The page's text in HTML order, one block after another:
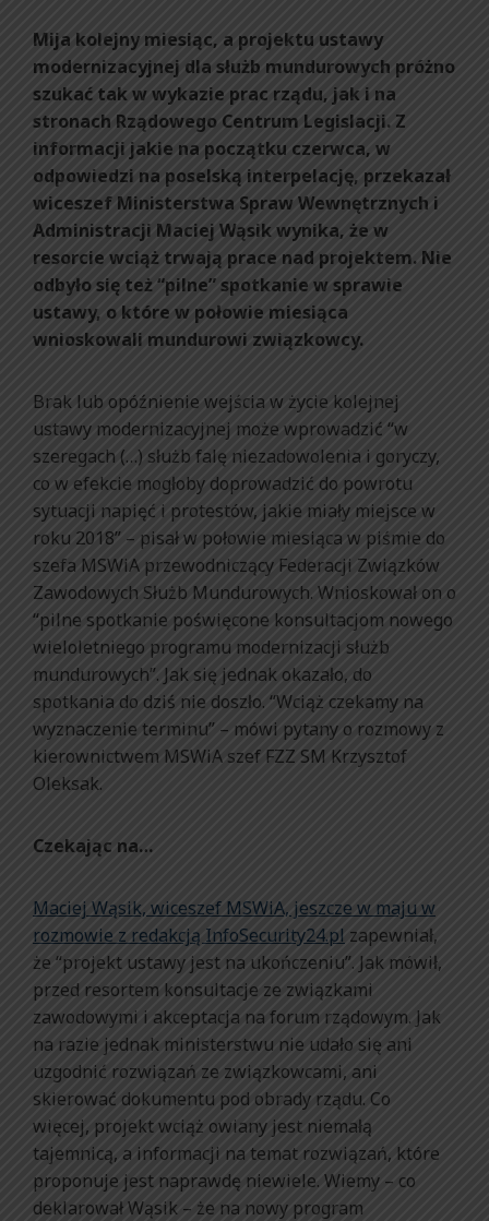
Mija kolejny miesiąc, a projektu ustawy
modernizacyjnej dla służb mundurowych próżno
szukać tak w wykazie prac rządu, jak i na
stronach Rządowego Centrum Legislacji. Z
informacji jakie na początku czerwca, w
odpowiedzi na poselską interpelację, przekazał
wiceszef Ministerstwa Spraw Wewnętrznych i
Administracji Maciej Wąsik wynika, że w
resorcie wciąż trwają prace nad projektem. Nie
odbyło się też “pilne” spotkanie w sprawie
ustawy, o które w połowie miesiąca
wnioskowali mundurowi związkowcy.
Brak lub opóźnienie wejścia w życie kolejnej
ustawy modernizacyjnej może wprowadzić “w
szeregach (…) służb falę niezadowolenia i goryczy,
co w efekcie mogłoby doprowadzić do powrotu
sytuacji napięć i protestów, jakie miały miejsce w
roku 2018” – pisał w połowie miesiąca w piśmie do
szefa MSWiA przewodniczący Federacji Związków
Zawodowych Służb Mundurowych. Wnioskował on o
“pilne spotkanie poświęcone konsultacjom nowego
wieloletniego programu modernizacji służb
mundurowych”. Jak się jednak okazało, do
spotkania do dziś nie doszło. “Wciąż czekamy na
wyznaczenie terminu” – mówi pytany o rozmowy z
kierownictwem MSWiA szef FZZ SM Krzysztof
Oleksak.
Czekając na…
Maciej Wąsik, wiceszef MSWiA, jeszcze w maju w
rozmowie z redakcją InfoSecurity24.pl zapewniał,
że “projekt ustawy jest na ukończeniu”. Jak mówił,
przed resortem konsultacje ze związkami
zawodowymi i akceptacja na forum rządowym. Jak
na razie jednak ministerstwu nie udało się ani
uzgodnić rozwiązań ze związkowcami, ani
skierować dokumentu pod obrady rządu. Co
więcej, projekt wciąż owiany jest niemałą
tajemnicą, a informacji na temat rozwiązań, które
proponuje jest naprawdę niewiele. Wiemy – co
deklarował Wąsik – że na nowy program